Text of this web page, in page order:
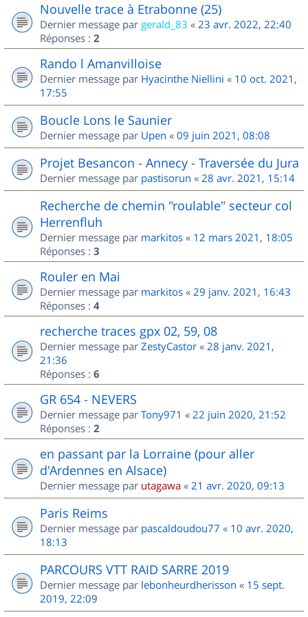
Nouvelle trace à Etrabonne (25)
Dernier message par gerald_83 « 23 avr. 2022, 22:40
Réponses : 2
Rando l Amanvilloise
Dernier message par Hyacinthe Niellini « 10 oct. 2021,
17:55
Boucle Lons le Saunier
Dernier message par Upen « 09 juin 2021, 08:08
Projet Besancon - Annecy - Traversée du Jura
Dernier message par pastisorun « 28 avr. 2021, 15:14
Recherche de chemin "roulable" secteur col
Herrenfluh
Dernier message par markitos « 12 mars 2021, 18:05
Réponses : 3
Rouler en Mai
Dernier message par markitos « 29 janv. 2021, 16:43
Réponses : 4
recherche traces gpx 02, 59, 08
Dernier message par ZestyCastor « 28 janv. 2021,
21:36
Réponses : 6
GR 654 - NEVERS
Dernier message par Tony971 « 22 juin 2020, 21:52
Réponses : 2
en passant par la Lorraine (pour aller
d'Ardennes en Alsace)
Dernier message par utagawa « 21 avr. 2020, 09:13
Paris Reims
Dernier message par pascaldoudou77 « 10 avr. 2020,
18:13
PARCOURS VTT RAID SARRE 2019
Dernier message par lebonheurdherisson « 15 sept.
2019, 22:09